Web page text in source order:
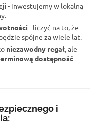
- inwestujemy w lokalną
- liczyć na to, że
spójne za wiele lat.
niezawodny regał , ale
dostępność
i